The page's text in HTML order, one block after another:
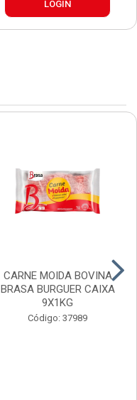
LOGIN
CARNE MOIDA BOVINA
BRASA BURGUER CAIXA
9X1KG
Código: 37989